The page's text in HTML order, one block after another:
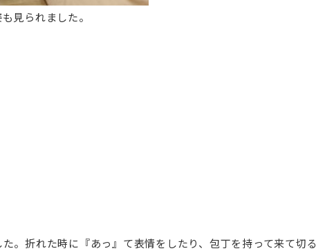
見られました。
。折れた時に『あっ』て表情をしたり、包丁を持って来て切る